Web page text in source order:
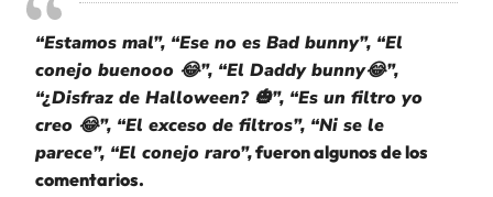
“Estamos mal”, “Ese no es Bad bunny”, “El
conejo buenooo 😂”, “El Daddy bunny😂”,
“¿Disfraz de Halloween? 🎃”, “Es un filtro yo
creo 😂”, “El exceso de filtros”, “Ni se le
parece”, “El conejo raro”,fueron algunos de los
comentarios.